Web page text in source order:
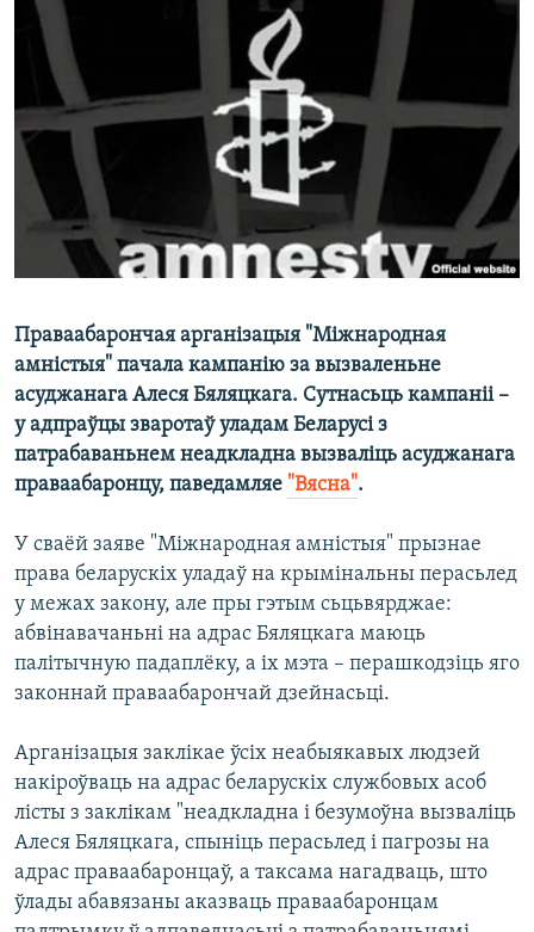
КУЛЬТУРА
КАЛЯНДАР
МОВА
НА ХВАЛЯХ СВАБОДЫ
Праваабарончая арганізацыя "Міжнародная
амністыя" пачала кампанію за вызваленьне
асуджанага Алеся Бяляцкага. Сутнасьць кампаніі –
у адпраўцы зваротаў уладам Беларусі з
патрабаваньнем неадкладна вызваліць асуджанага
праваабаронцу, паведамляе "Вясна".
У сваёй заяве "Міжнародная амністыя" прызнае
права беларускіх уладаў на крымінальны перасьлед
у межах закону, але пры гэтым сьцьвярджае:
абвінавачаньні на адрас Бяляцкага маюць
палітычную падаплёку, а іх мэта – перашкодзіць яго
законнай праваабарончай дзейнасьці.
Арганізацыя заклікае ўсіх неабыякавых людзей
накіроўваць на адрас беларускіх службовых асоб
лісты з заклікам "неадкладна і безумоўна вызваліць
Алеся Бяляцкага, спыніць перасьлед і пагрозы на
адрас праваабаронцаў, а таксама нагадваць, што
ўлады абавязаны аказваць праваабаронцам